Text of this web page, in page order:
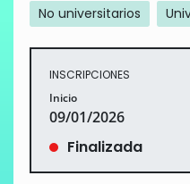
No universitarios
INSCRIPCIONES
Inicio
09/01/2026
Finalizada